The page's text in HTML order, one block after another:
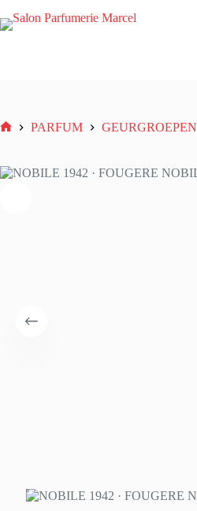
naar
de
PARFUM GEURGROEPEN